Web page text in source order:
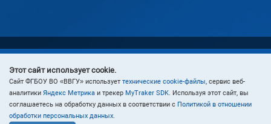
© 2024 Владивостокский государственный университет
Этот сайт использует cookie.
Cайт ФГБОУ ВО «ВВГУ» использует технические cookie-файлы, сервис веб-
аналитики Яндекс Метрика и трекер MyTraker SDK. Используя этот сайт, вы
соглашаетесь на обработку данных в соответствии с Политикой в отношении
обработки персональных данных.